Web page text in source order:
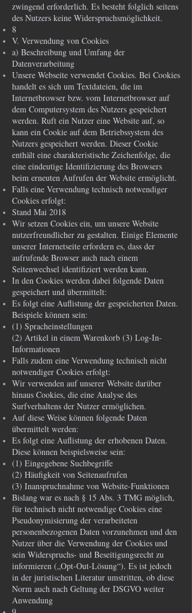
zwingend erforderlich. Es besteht folglich seitens
des Nutzers keine Widerspruchsmöglichkeit.
8
V. Verwendung von Cookies
a) Beschreibung und Umfang der
Datenverarbeitung
Unsere Webseite verwendet Cookies. Bei Cookies
handelt es sich um Textdateien, die im
Internetbrowser bzw. vom Internetbrowser auf
dem Computersystem des Nutzers gespeichert
werden. Ruft ein Nutzer eine Website auf, so
kann ein Cookie auf dem Betriebssystem des
Nutzers gespeichert werden. Dieser Cookie
enthält eine charakteristische Zeichenfolge, die
eine eindeutige Identifizierung des Browsers
beim erneuten Aufrufen der Website ermöglicht.
Falls eine Verwendung technisch notwendiger
Cookies erfolgt:
Stand Mai 2018
Wir setzen Cookies ein, um unsere Website
nutzerfreundlicher zu gestalten. Einige Elemente
unserer Internetseite erfordern es, dass der
aufrufende Browser auch nach einem
Seitenwechsel identifiziert werden kann.
In den Cookies werden dabei folgende Daten
gespeichert und übermittelt:
Es folgt eine Auflistung der gespeicherten Daten.
Beispiele können sein:
(1) Spracheinstellungen
(2) Artikel in einem Warenkorb (3) Log-In-
Informationen
Falls zudem eine Verwendung technisch nicht
notwendiger Cookies erfolgt:
Wir verwenden auf unserer Website darüber
hinaus Cookies, die eine Analyse des
Surfverhaltens der Nutzer ermöglichen.
Auf diese Weise können folgende Daten
übermittelt werden:
Es folgt eine Auflistung der erhobenen Daten.
Diese können beispielsweise sein:
(1) Eingegebene Suchbegriffe
(2) Häufigkeit von Seitenaufrufen
(3) Inanspruchnahme von Website-Funktionen
Bislang war es nach § 15 Abs. 3 TMG möglich,
für technisch nicht notwendige Cookies eine
Pseudonymisierung der verarbeiteten
personenbezogenen Daten vorzunehmen und den
Nutzer über die Verwendung der Cookies und
sein Widerspruchs- und Beseitigungsrecht zu
informieren („Opt-Out-Lösung“). Es ist jedoch
in der juristischen Literatur umstritten, ob diese
Norm auch nach Geltung der DSGVO weiter
Anwendung